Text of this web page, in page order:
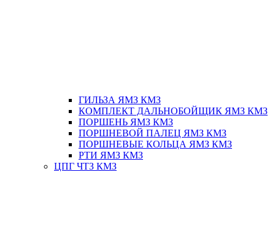
ГИЛЬЗА ЯМЗ КМЗ
КОМПЛЕКТ ДАЛЬНОБОЙЩИК ЯМЗ КМЗ
ПОРШЕНЬ ЯМЗ КМЗ
ПОРШНЕВОЙ ПАЛЕЦ ЯМЗ КМЗ
ПОРШНЕВЫЕ КОЛЬЦА ЯМЗ КМЗ
РТИ ЯМЗ КМЗ
ЦПГ ЧТЗ КМЗ